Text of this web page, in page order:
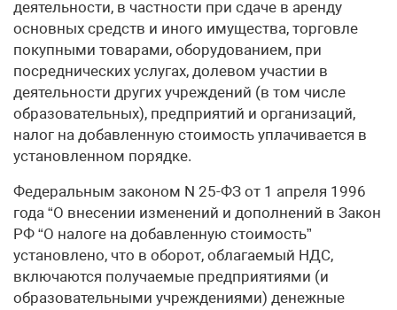
деятельности, в частности при сдаче в аренду
основных средств и иного имущества, торговле
покупными товарами, оборудованием, при
посреднических услугах, долевом участии в
деятельности других учреждений (в том числе
образовательных), предприятий и организаций,
налог на добавленную стоимость уплачивается в
установленном порядке.
Федеральным законом N 25-ФЗ от 1 апреля 1996
года “О внесении изменений и дополнений в Закон
РФ “О налоге на добавленную стоимость”
установлено, что в оборот, облагаемый НДС,
включаются получаемые предприятиями (и
образовательными учреждениями) денежные